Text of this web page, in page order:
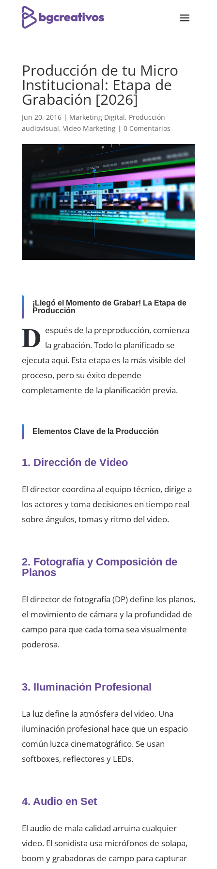
Producción de tu Micro
Institucional: Etapa de
Grabación [2026]
Jun 20, 2016| Marketing Digital, Producción
audiovisual, Video Marketing| 0 Comentarios
¡Llegó el Momento de Grabar! La Etapa de
Producción
D espués de la preproducción, comienza
la grabación. Todo lo planificado se
ejecuta aquí. Esta etapa es la más visible del
proceso, pero su éxito depende
completamente de la planificación previa.
Elementos Clave de la Producción
1. Dirección de Video
El director coordina al equipo técnico, dirige a
los actores y toma decisiones en tiempo real
sobre ángulos, tomas y ritmo del video.
2. Fotografía y Composición de
Planos
El director de fotografía (DP) define los planos,
el movimiento de cámara y la profundidad de
campo para que cada toma sea visualmente
poderosa.
3. Iluminación Profesional
La luz define la atmósfera del video. Una
iluminación profesional hace que un espacio
común luzca cinematográfico. Se usan
softboxes, reflectores y LEDs.
4. Audio en Set
El audio de mala calidad arruina cualquier
video. El sonidista usa micrófonos de solapa,
boom y grabadoras de campo para capturar